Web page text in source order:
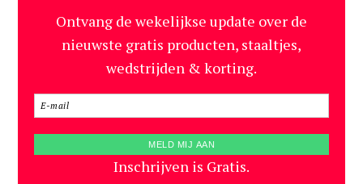
Ontvang de wekelijkse update over de
nieuwste gratis producten, staaltjes,
wedstrijden & korting.
Inschrijven is Gratis.